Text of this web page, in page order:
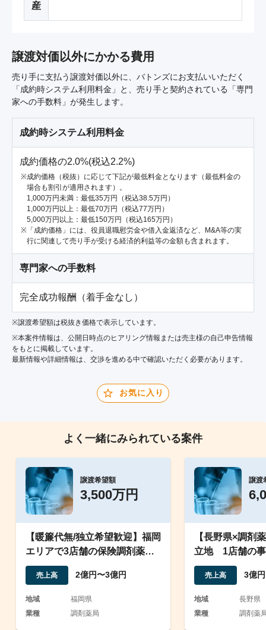
産
譲渡対価以外にかかる費用
売り手に支払う譲渡対価以外に、バトンズにお支払いいただく
「成約時システム利用料金」と、売り手と契約されている「専門
家への手数料」が発生します。
成約時システム利用料金
成約価格の2.0%(税込2.2%)
成約価格（税抜）に応じて下記が最低料金となります（最低料金の
場合も割引が適用されます）。
1,000万円未満：最低35万円（税込38.5万円）
1,000万円以上：最低70万円（税込77万円）
5,000万円以上：最低150万円（税込165万円）
「成約価格」には、役員退職慰労金や借入金返済など、M&A等の実
行に関連して売り手が受ける経済的利益等の金額も含まれます。
専門家への手数料
完全成功報酬（着手金なし）
※譲渡希望額は税抜き価格で表示しています。
※本案件情報は、公開日時点のヒアリング情報または売主様の自己申告情報
をもとに掲載しています。
最新情報や詳細情報は、交渉を進める中で確認いただく必要があります。
お気に入り
よく一緒にみられている案件
譲渡希望額
3,500万円
【暖簾代無/独立希望歓迎】福岡
エリアで3店舗の保険調剤薬局
の事業譲渡
売上高 2億円〜3億円
地域
福岡県
業種
調剤薬局
譲渡
【長野県×調剤
立地 1店舗の
売上高 3億
地域
長野県
業種
調剤薬